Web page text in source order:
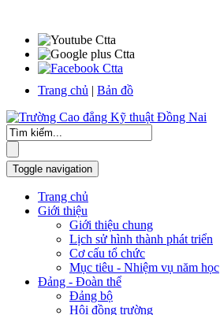
Trang chủ | Bản đồ
Toggle navigation
Trang chủ
Giới thiệu
Giới thiệu chung
Lịch sử hình thành phát triển
Cơ cấu tổ chức
Mục tiêu - Nhiệm vụ năm học
Đảng - Đoàn thể
Đảng bộ
Hội đồng trường